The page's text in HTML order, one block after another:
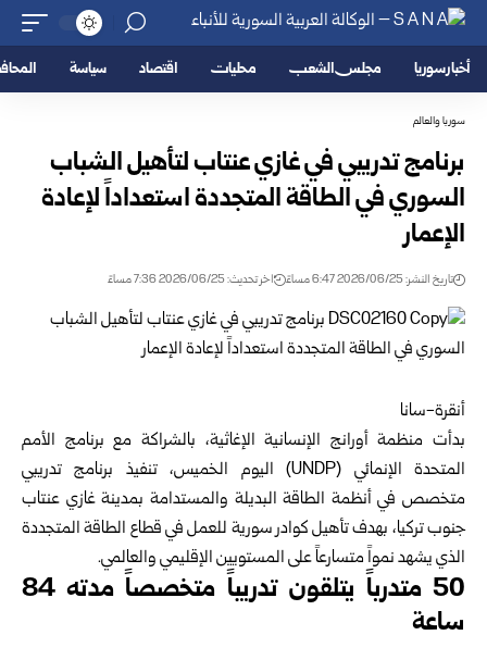
أخبار سوريا مجلس الشعب محليات اقتصاد سياسة
سوريا والعالم
برنامج تدريبي في غازي عنتاب لتأهيل الشباب
السوري في الطاقة المتجددة استعداداً لإعادة
الإعمار
تاريخ النشر: 2026/06/25 6:47 مساءً اخر تحديث: 2026/06/25 7:36 مساءً
أنقرة-سانا
بدأت منظمة أورانج الإنسانية الإغاثية، بالشراكة مع برنامج الأمم
المتحدة الإنمائي (UNDP) اليوم الخميس، تنفيذ برنامج تدريبي
متخصص في أنظمة الطاقة البديلة والمستدامة بمدينة غازي عنتاب
جنوب تركيا، بهدف تأهيل كوادر سورية للعمل في قطاع الطاقة المتجددة
الذي يشهد نمواً متسارعاً على المستويين الإقليمي والعالمي.
50 متدرباً يتلقون تدريباً متخصصاً مدته 84
ساعة